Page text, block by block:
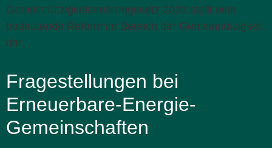
Gemeinnützigkeitsreformgesetz 2023 stellt eine
bedeutende Reform im Bereich der Gemeinnützigkeit
dar.
Fragestellungen bei
Erneuerbare-Energie-
Gemeinschaften